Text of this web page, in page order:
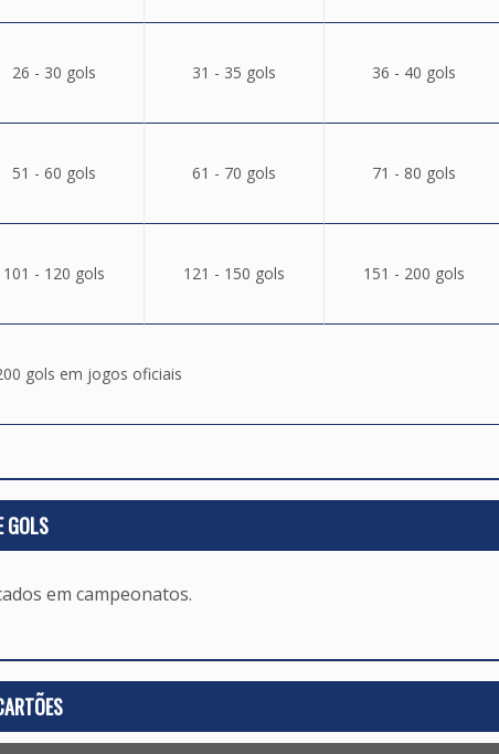
26 - 30 gols 31 - 35 gols 36 - 40 gols
51 - 60 gols 61 - 70 gols 71 - 80 gols
101 - 120 gols 121 - 150 gols 151 - 200 gols
gols em jogos oficiais
GOLS
em campeonatos.